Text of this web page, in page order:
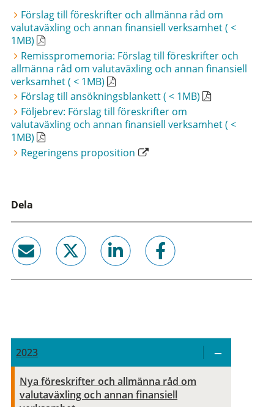
Förslag till föreskrifter och allmänna råd om
valutaväxling och annan finansiell verksamhet ( <
1MB)
Remisspromemoria: Förslag till föreskrifter och
allmänna råd om valutaväxling och annan finansiell
verksamhet ( < 1MB)
Förslag till ansökningsblankett ( < 1MB)
Följebrev: Förslag till föreskrifter om
valutaväxling och annan finansiell verksamhet ( <
1MB)
Regeringens proposition
Dela
2023
Nya föreskrifter och allmänna råd om
valutaväxling och annan finansiell